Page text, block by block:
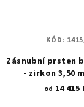
Zásnubní prsten
- zirkon 3,50
od 14 415
KÓD: